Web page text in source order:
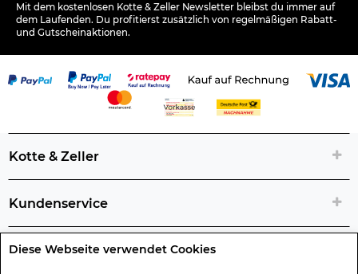
Diese Webseite verwendet Cookies
Mit dem kostenlosen Kotte & Zeller Newsletter bleibst du immer auf
dem Laufenden. Du profitierst zusätzlich von regelmäßigen Rabatt-
und Gutscheinaktionen.
Kotte & Zeller
Kundenservice
Rechtliche Artikelinfos